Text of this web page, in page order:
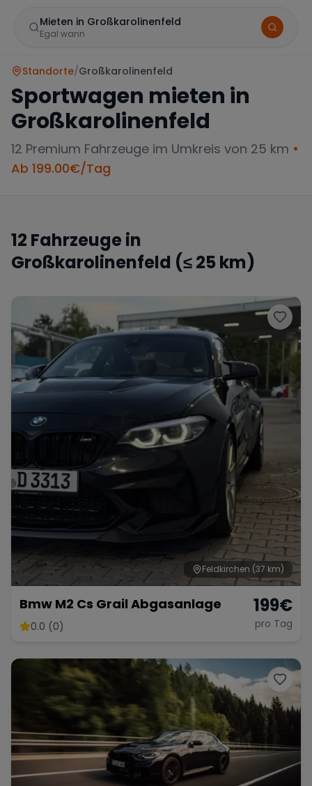
Mieten in Großkarolinenfeld
Egal wann
Mercedes BMW Audi
Porsche Lamborghini
Jaguar
Tesla Chevrolet Dodge
Bentley Aston Martin
Bugatti Lotus Maserati
Range Rover
Wann
Zeitraum wählen
Standorte/Großkarolinenfeld
Sportwagen mieten in
Großkarolinenfeld
12 Premium Fahrzeuge im Umkreis von 25 km •
Ab 199.00€/Tag
12 Fahrzeuge in
Großkarolinenfeld (≤ 25 km)
Feldkirchen (37 km)
Bmw M2 Cs Grail Abgasanlage
0.0 (0)
199€
pro Tag